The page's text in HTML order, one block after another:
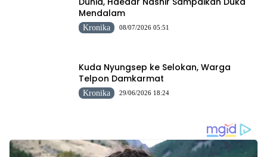
Mendalam
Kronika 08/07/2026 05:51
Kuda Nyungsep ke Selokan, Warga
Telpon Damkarmat
Kronika 29/06/2026 18:24